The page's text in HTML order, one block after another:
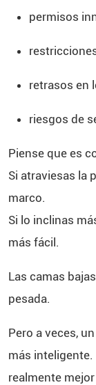
permisos
retrasos en
riesgos de
Piense que es
Si atraviesas la
marco.
Si lo inclinas
más fácil.
Las camas
pesada.
Pero a veces, un
más
realmente